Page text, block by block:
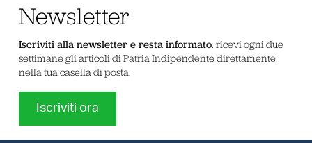
Newsletter
Iscriviti alla newsletter e resta informato: ricevi ogni due
settimane gli articoli di Patria Indipendente direttamente
nella tua casella di posta.
Iscriviti ora